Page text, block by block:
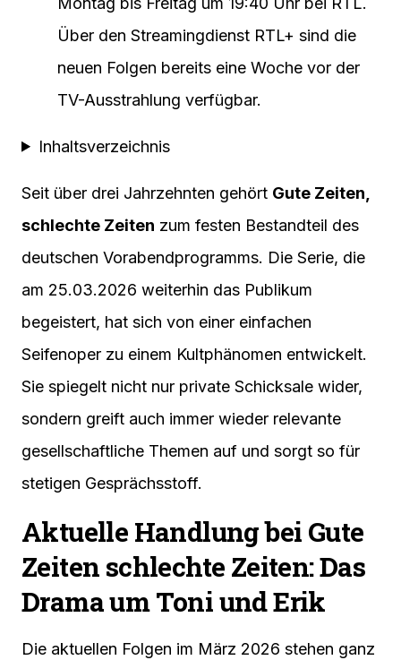
Über den Streamingdienst RTL+ sind die
neuen Folgen bereits eine Woche vor der
TV-Ausstrahlung verfügbar.
Inhaltsverzeichnis
Seit über drei Jahrzehnten gehört Gute Zeiten,
schlechte Zeiten zum festen Bestandteil des
deutschen Vorabendprogramms. Die Serie, die
am 25.03.2026 weiterhin das Publikum
begeistert, hat sich von einer einfachen
Seifenoper zu einem Kultphänomen entwickelt.
Sie spiegelt nicht nur private Schicksale wider,
sondern greift auch immer wieder relevante
gesellschaftliche Themen auf und sorgt so für
stetigen Gesprächsstoff.
Aktuelle Handlung bei Gute
Zeiten schlechte Zeiten: Das
Drama um Toni und Erik
Die aktuellen Folgen im März 2026 stehen ganz